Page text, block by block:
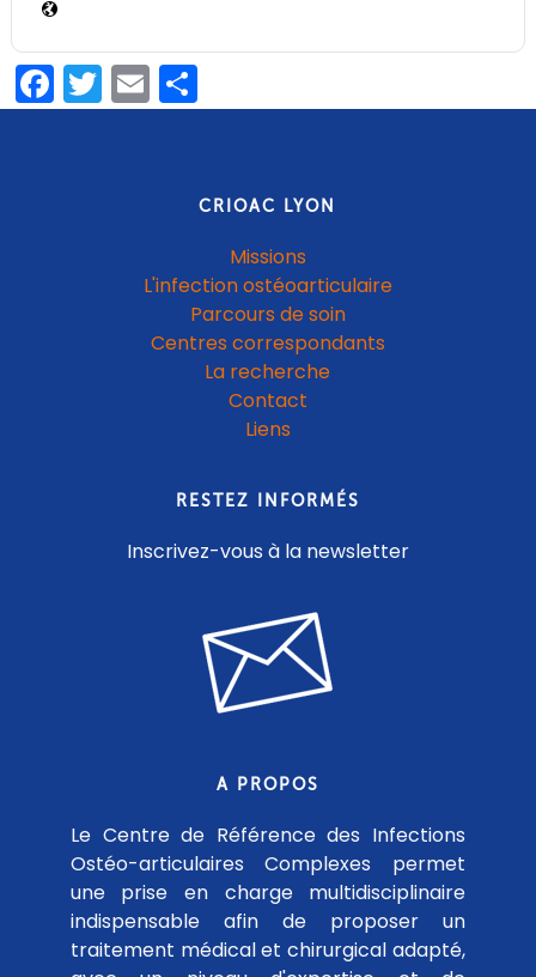
Facebook
Twitter
EmailShare
CRIOAC LYON
Missions
L'infection ostéoarticulaire
Parcours de soin
Centres correspondants
La recherche
Contact
Liens
RESTEZ INFORMÉS
Inscrivez-vous à la newsletter
A PROPOS
Le Centre de Référence des Infections
Ostéo-articulaires Complexes permet
une prise en charge multidisciplinaire
indispensable afin de proposer un
traitement médical et chirurgical adapté,